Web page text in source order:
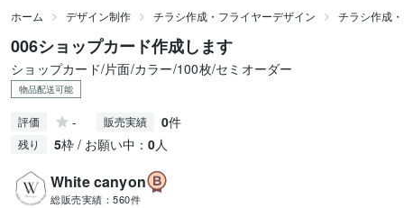
ホーム デザイン制作 チラシ作成・フライヤーデザイン チラシ作成
006ショップカード作成します
ショップカード/片面/カラー/100枚/セミオーダー
物品配送可能
評価 - 販売実績 0件
残り 5枠 / お願い中： 0人
White canyon
総販売実績： 560件